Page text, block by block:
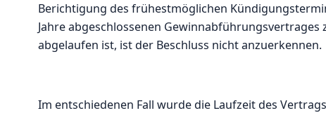
Berichtigung des frühestmöglichen
Jahre abgeschlossenen
abgelaufen ist, ist der Beschluss nicht anzuerkennen.
Im entschiedenen Fall wurde die Laufzeit des